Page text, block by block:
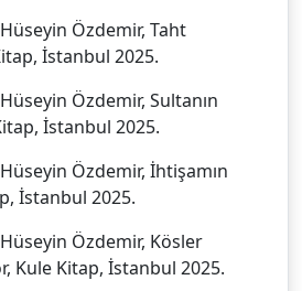
Özdemir, Taht
İstanbul 2025.
Özdemir, Sultanın
İstanbul 2025.
Özdemir, İhtişamın
İstanbul 2025.
Hüseyin Özdemir, Kösler
Kule Kitap, İstanbul 2025.